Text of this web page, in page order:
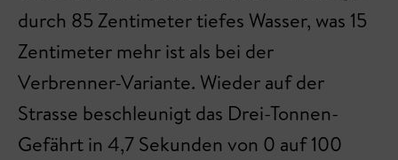
durch 85 Zentimeter tiefes Wasser, was 15
Zentimeter mehr ist als bei der
Verbrenner-Variante. Wieder auf der
Strasse beschleunigt das Drei-Tonnen-
Gefährt in 4,7 Sekunden von 0 auf 100